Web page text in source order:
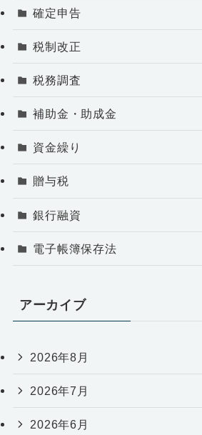
確定申告
税制改正
税務調査
補助金・助成金
資金繰り
贈与税
銀行融資
電子帳簿保存法
アーカイブ
2026年8月
2026年7月
2026年6月